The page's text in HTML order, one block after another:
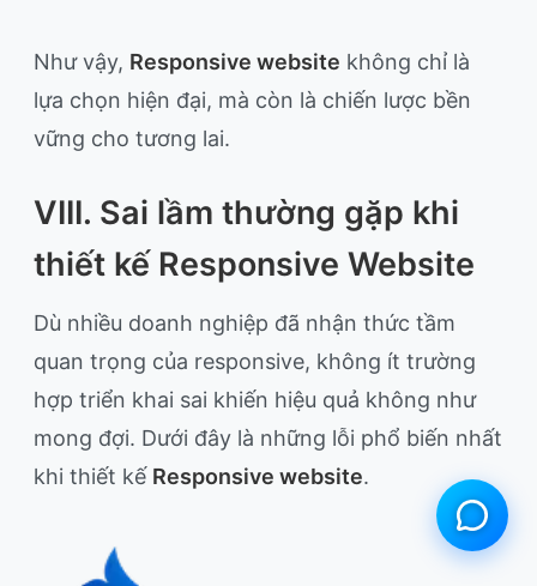
Như vậy, Responsive website không chỉ là
lựa chọn hiện đại, mà còn là chiến lược bền
vững cho tương lai.
VIII. Sai lầm thường gặp khi
thiết kế Responsive Website
Dù nhiều doanh nghiệp đã nhận thức tầm
quan trọng của responsive, không ít trường
hợp triển khai sai khiến hiệu quả không như
mong đợi. Dưới đây là những lỗi phổ biến nhất
khi thiết kế Responsive website.